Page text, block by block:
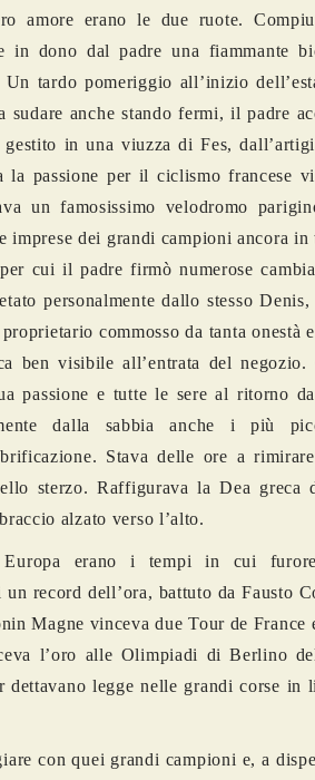
amore erano le due ruote.
in dono dal padre una fiammante
tardo pomeriggio all’inizio
sudare anche stando fermi, il padre
in una viuzza di Fes,
la passione per il ciclismo francese
un famosissimo velodromo
imprese dei grandi campioni ancora
cui il padre firmò numerose
personalmente dallo stesso
commosso da tanta onestà
ben visibile all’entrata del
passione e tutte le sere al ritorno
dalla sabbia anche i più
Stava delle ore a
sterzo. Raffigurava la Dea greca
alzato verso l’alto.
erano i tempi in cui
un record dell’ora, battuto da Fausto
Magne vinceva due Tour de France
l’oro alle Olimpiadi di Berlino
dettavano legge nelle grandi corse in
con quei grandi campioni e, a